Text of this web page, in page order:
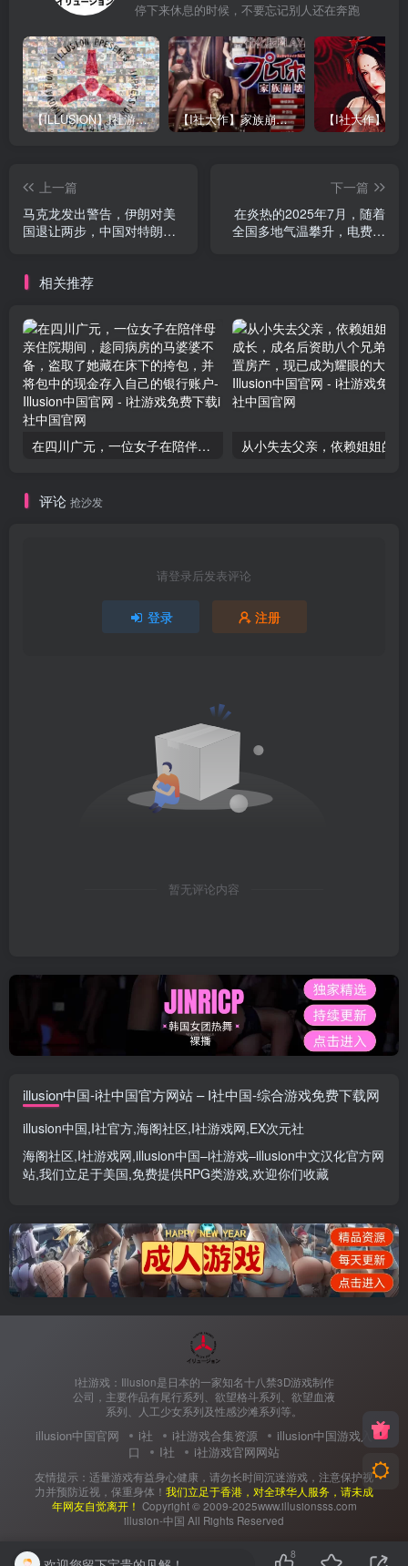
停下来休息的时候，不要忘记别人还在奔跑
【ILLUSION】I社游戏合集截至2025 无修正汉化硬盘纯净版手慢无[微云/OD] 【I社大作】家族崩坏Playhome 终极12.0收藏版新整合【85G/补档福利】【年费会员专享，手慢无】
上一篇
马克龙发出警告，伊朗对美
国退让两步，中国对特朗普
下一篇
在炎热的2025年7月，随着
全国多地气温攀升，电费也
相关推荐
在四川广元，一位女子在陪伴母亲住院期间，趁同病房的马婆婆不备，盗取了她藏在床下的挎包，并将包中的现金存入自己的银行账户
评论 抢沙发
请登录后发表评论
登录 注册
暂无评论内容
illusion中国-i社中国官方网站 – I社中国-综合游戏免费下载网
illusion中国,I社官方,海阁社区,I社游戏网,EX次元社
海阁社区,I社游戏网,illusion中国–i社游戏–illusion中文汉化官方网
站,我们立足于美国,免费提供RPG类游戏,欢迎你们收藏
i社游戏：Illusion是日本的一家知名十八禁3D游戏制作
公司，主要作品有尾行系列、欲望格斗系列、欲望血液
系列、人工少女系列及性感沙滩系列等。
illusion中国官网 i社 i社游戏合集资源
illusion中国游戏入
口
I社 i社游戏官网网站
友情提示：适量游戏有益身心健康，请勿长时间沉迷游戏，注意保护视
力并预防近视，保重身体！ 我们立足于香港，对全球华人服务，请未成
年网友自觉离开！ Copyright © 2009-2025www.illusionsss.com
illusion-中国 All Rights Reserved
8